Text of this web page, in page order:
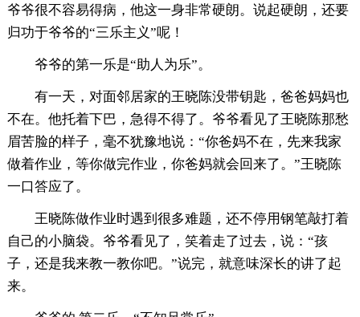
爷爷很不容易得病，他这一身非常硬朗。说起硬朗，还要
归功于爷爷的“三乐主义”呢！
爷爷的第一乐是“助人为乐”。
有一天，对面邻居家的王晓陈没带钥匙，爸爸妈妈也
不在。他托着下巴，急得不得了。爷爷看见了王晓陈那愁
眉苦脸的样子，毫不犹豫地说：“你爸妈不在，先来我家
做着作业，等你做完作业，你爸妈就会回来了。”王晓陈
一口答应了。
王晓陈做作业时遇到很多难题，还不停用钢笔敲打着
自己的小脑袋。爷爷看见了，笑着走了过去，说：“孩
子，还是我来教一教你吧。”说完，就意味深长的讲了起
来。